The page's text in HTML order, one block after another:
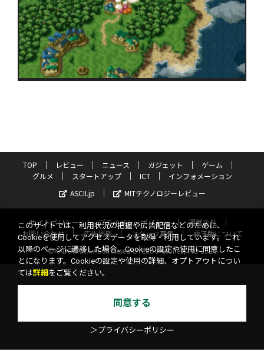
TOP レビュー ニュース ガジェット
ゲーム
グルメ
スタートアップ ICT
インフォメーション
ASCII.jp
MITテクノロジーレビュー
サイトポリシー プライバシーポリシー
運営会社
お問い合わせ
広告掲載 スタッフ募集
電子版について
©KADOKAWA ASCII Research Laboratories, Inc. 2026
このサイトでは、利用状況の把握や広告配信などのために、
Cookieを使用してアクセスデータを取得・利用しています。これ
以降のページに遷移した場合、Cookieの設定や使用に同意したこ
とになります。Cookieの設定や使用の詳細、オプトアウトについ
ては詳細 をご覧ください。
同意する
＞プライバシーポリシー